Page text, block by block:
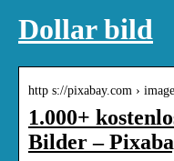
Dollar bild
http s://pixabay.com ›
1.000+
Bilder –